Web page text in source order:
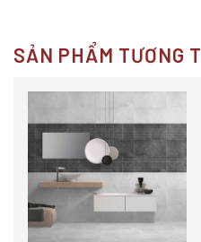
SẢN PHẨM TƯƠNG